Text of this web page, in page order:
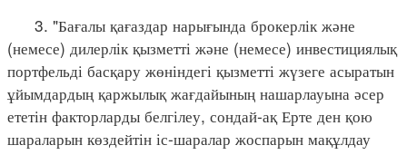
3. "Бағалы қағаздар нарығында брокерлік және
(немесе) дилерлік қызметті және (немесе) инвестициялық
портфельді басқару жөніндегі қызметті жүзеге асыратын
ұйымдардың қаржылық жағдайының нашарлауына әсер
ететін факторларды белгілеу, сондай-ақ Ерте ден қою
шараларын көздейтін іс-шаралар жоспарын мақұлдау